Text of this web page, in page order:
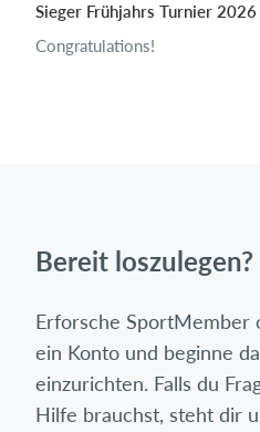
Sieger Frühjahrs Turnier 2026
Congratulations!
Bereit loszulegen?
Erforsche SportMember
ein Konto und beginne
einzurichten. Falls du
Hilfe brauchst, steht dir